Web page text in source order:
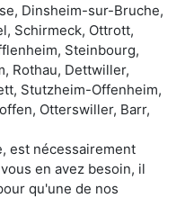
Dinsheim-sur-Bruche,
Schirmeck, Ottrott,
Steinbourg,
Rothau, Dettwiller,
Stutzheim-Offenheim,
Otterswiller, Barr,
est nécessairement
en avez besoin, il
qu'une de nos